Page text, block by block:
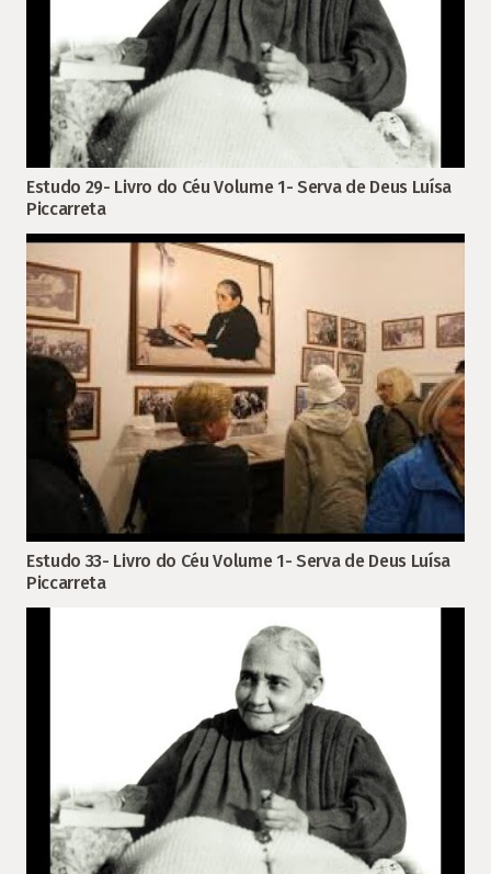
Estudo 29- Livro do Céu Volume 1- Serva de Deus Luísa
Piccarreta
Estudo 33- Livro do Céu Volume 1- Serva de Deus Luísa
Piccarreta